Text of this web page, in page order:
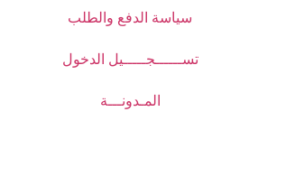
سياسة الدفع والطلب
تســــــجـــــيل الدخول
المـدونـــة